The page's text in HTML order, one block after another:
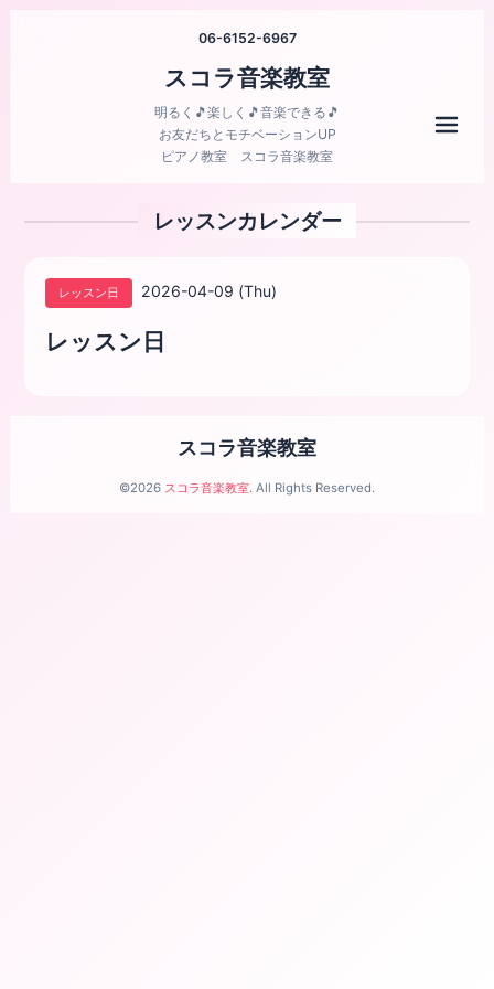
06-6152-6967
スコラ音楽教室
明るく🎵楽しく🎵音楽できる🎵
お友だちとモチベーションUP
ピアノ教室 スコラ音楽教室
レッスンカレンダー
レッスン日 2026-04-09 (Thu)
レッスン日
スコラ音楽教室
©2026 スコラ音楽教室. All Rights Reserved.